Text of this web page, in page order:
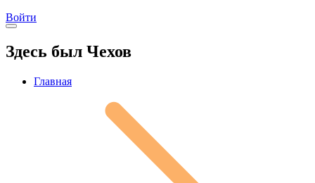
Войти
Здесь был Чехов
Главная